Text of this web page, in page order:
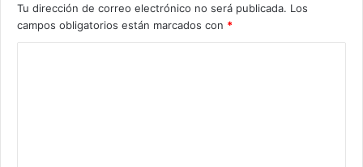
Tu dirección de correo electrónico no será publicada. Los
campos obligatorios están marcados con *